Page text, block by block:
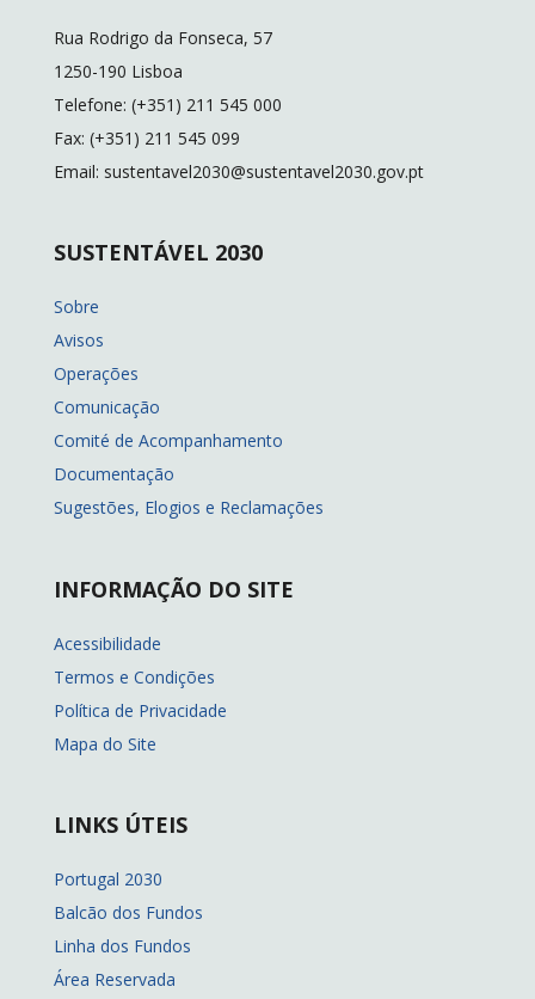
Rua Rodrigo da Fonseca, 57
1250-190 Lisboa
Telefone: (+351) 211 545 000
Fax: (+351) 211 545 099
Email: sustentavel2030@sustentavel2030.gov.pt
SUSTENTÁVEL 2030
Sobre
Avisos
Operações
Comunicação
Comité de Acompanhamento
Documentação
Sugestões, Elogios e Reclamações
INFORMAÇÃO DO SITE
Acessibilidade
Termos e Condições
Política de Privacidade
Mapa do Site
LINKS ÚTEIS
Portugal 2030
Balcão dos Fundos
Linha dos Fundos
Área Reservada